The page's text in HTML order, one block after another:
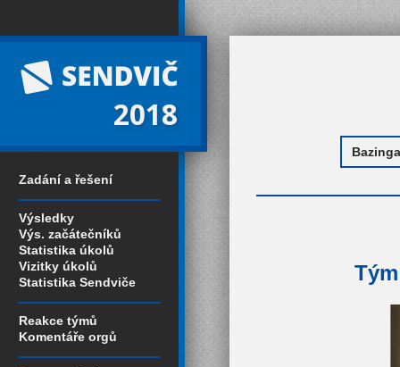
2018
Zadání a řešení
Výsledky
Výs. začátečníků
Statistika úkolů
Vizitky úkolů
Statistika Sendviče
Reakce týmů
Komentáře orgů